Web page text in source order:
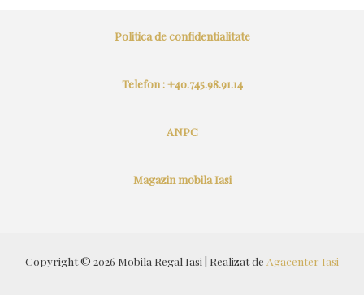
Politica de confidentialitate
Telefon : +40.745.98.91.14
ANPC
Magazin mobila Iasi
Copyright © 2026 Mobila Regal Iasi | Realizat de Agacenter Iasi